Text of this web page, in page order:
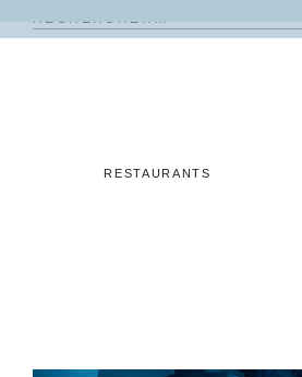
Rechercher :
RESTAURANTS